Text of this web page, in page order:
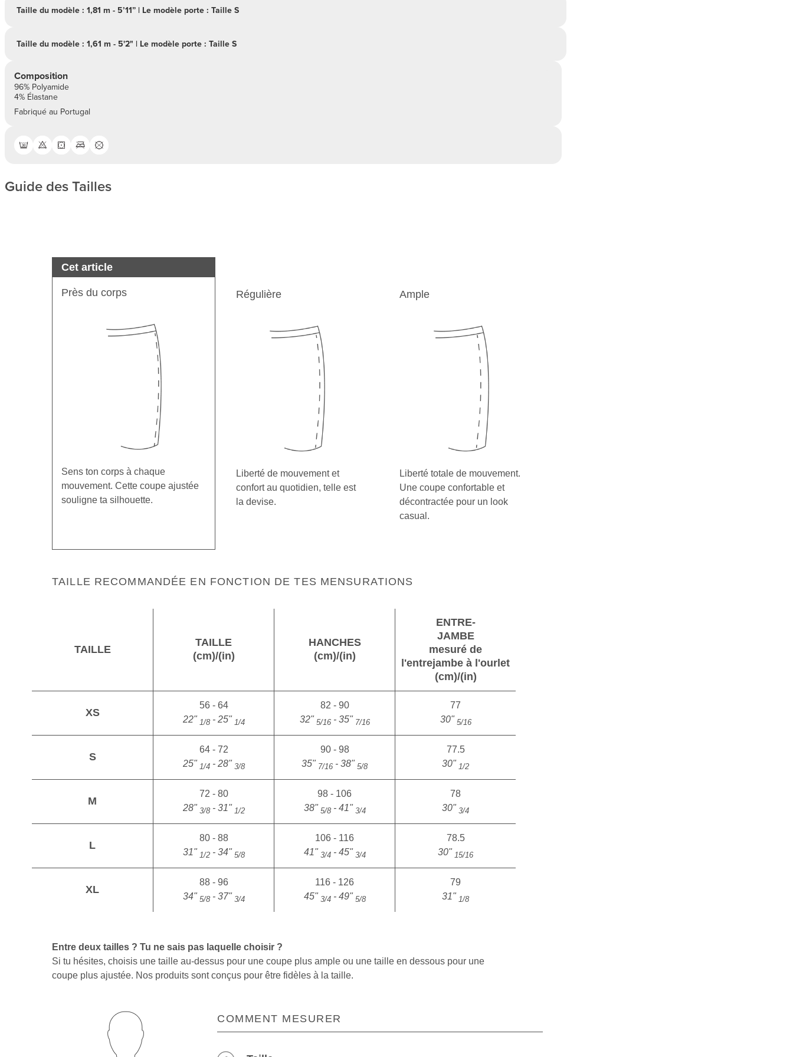
Taille du modèle : 1,81 m - 5’11” | Le modèle porte : Taille S
Taille du modèle : 1,61 m - 5'2" | Le modèle porte : Taille S
Composition
96% Polyamide
4% Élastane
Fabriqué au Portugal
Guide des Tailles
Cet article
Près du corps
Sens ton corps à chaque
mouvement. Cette coupe ajustée
souligne ta silhouette.
Régulière
Liberté de mouvement et
confort au quotidien, telle est
la devise.
Ample
Liberté totale de mouvement.
Une coupe confortable et
décontractée pour un look
casual.
TAILLE RECOMMANDÉE EN FONCTION DE TES MENSURATIONS
TAILLE
TAILLE
(cm)/(in)
HANCHES
(cm)/(in)
ENTRE-
JAMBE
mesuré de
l'entrejambe à l'ourlet
(cm)/(in)
XS
56 - 64
22" 1/8- 25" 1/4
82 - 90
32" 5/16- 35" 7/16
77
30" 5/16
S
64 - 72
25" 1/4- 28" 3/8
90 - 98
35" 7/16 - 38" 5/8
77.5
30" 1/2
M
72 - 80
28" 3/8- 31" 1/2
98 - 106
38" 5/8- 41" 3/4
78
30" 3/4
L
80 - 88
31" 1/2- 34" 5/8
106 - 116
41" 3/4- 45" 3/4
78.5
30" 15/16
XL
88 - 96
34" 5/8- 37" 3/4
116 - 126
45" 3/4- 49" 5/8
79
31" 1/8
Entre deux tailles ? Tu ne sais pas laquelle choisir ?
Si tu hésites, choisis une taille au-dessus pour une coupe plus ample ou une taille en dessous pour une
coupe plus ajustée. Nos produits sont conçus pour être fidèles à la taille.
COMMENT MESURER